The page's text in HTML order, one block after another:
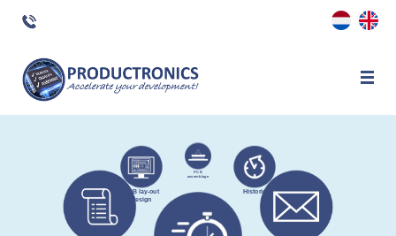
PCB lay-out
design
PCB
assemblage
Historie
×